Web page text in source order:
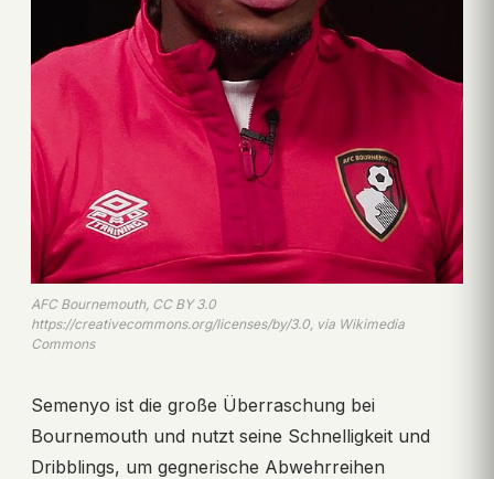
AFC Bournemouth, CC BY 3.0
https://creativecommons.org/licenses/by/3.0, via Wikimedia
Commons
Semenyo ist die große Überraschung bei
Bournemouth und nutzt seine Schnelligkeit und
Dribblings, um gegnerische Abwehrreihen